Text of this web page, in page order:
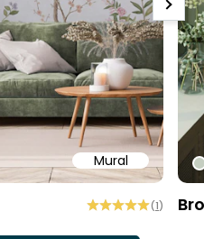
Mural
(1)
Next